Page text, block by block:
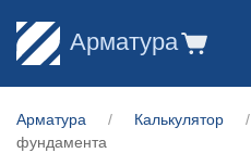
Арматура
Арматура Калькулятор
фундамента